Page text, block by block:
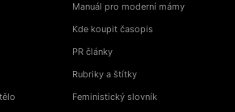
Manuál pro moderní mámy
Kde koupit časopis
PR články
Rubriky a štítky
Feministický slovník